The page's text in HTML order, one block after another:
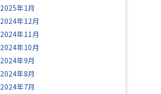
2025年1月
2024年12月
2024年11月
2024年10月
2024年9月
2024年8月
2024年7月